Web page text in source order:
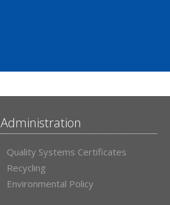
Administration
Quality Systems Certificates
Recycling
Environmental Policy